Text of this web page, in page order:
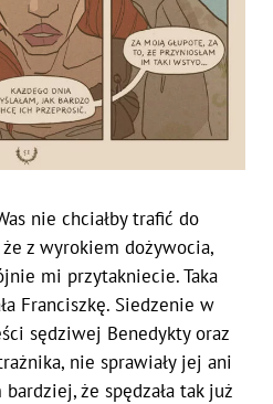
nie chciałby trafić do
z wyrokiem dożywocia,
mi przytakniecie. Taka
Franciszkę. Siedzenie w
sędziwej Benedykty oraz
nie sprawiały jej ani
że spędzała tak już